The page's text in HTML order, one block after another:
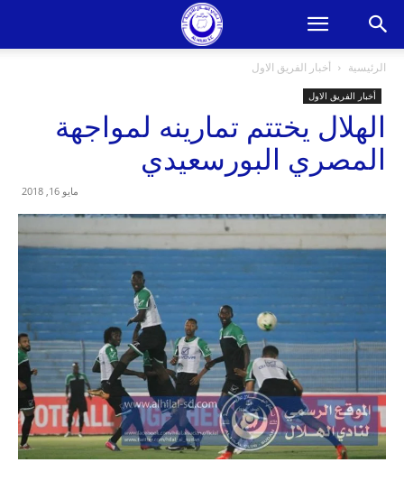
الرئيسية أخبار الفريق الاول
أخبار الفريق الاول
الهلال يختتم تمارينه لمواجهة
المصري البورسعيدي
مايو 16, 2018